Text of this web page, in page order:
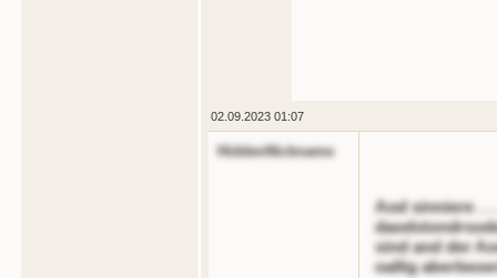
02.09.2023 01:07
HiddenNickname
Aod sinniere . .
sind and der
oallig